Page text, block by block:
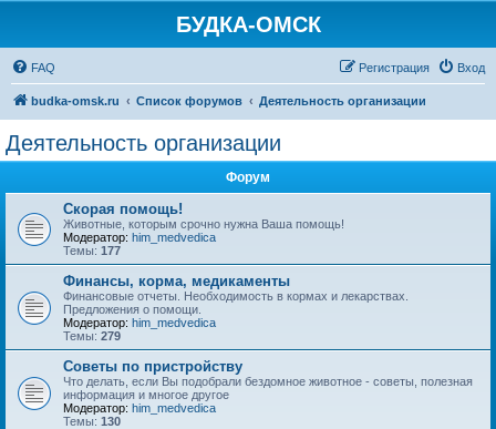
БУДКА-ОМСК
FAQ Вход
Регистрация
budka-omsk.ru Список форумов Деятельность организации
Деятельность организации
Форум
Скорая помощь!
Животные, которым срочно нужна Ваша помощь!
Модератор: him_medvedica
Темы: 177
Финансы, корма, медикаменты
Финансовые отчеты. Необходимость в кормах и лекарствах.
Предложения о помощи.
Модератор: him_medvedica
Темы: 279
Советы по пристройству
Что делать, если Вы подобрали бездомное животное - советы, полезная
информация и многое другое
Модератор: him_medvedica
Темы: 130